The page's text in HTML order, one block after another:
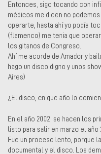
Entonces, sigo tocando con
médicos me dicen no
operarte, hasta ahí yo podía
(flamenco) me tenia que
los gitanos de Congreso.
Ahí me acorde de Amador y
hago un disco digno y unos
Aires)
¿El disco, en que año lo
En el año 2002, se hacen los
listo para salir en marzo el año
Fue un proceso lento, porque
documental y el disco. Los